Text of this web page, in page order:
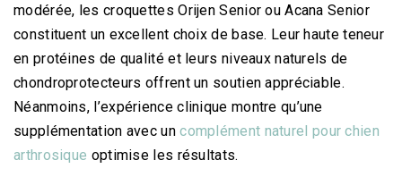
modérée, les croquettes Orijen Senior ou Acana Senior
constituent un excellent choix de base. Leur haute teneur
en protéines de qualité et leurs niveaux naturels de
chondroprotecteurs offrent un soutien appréciable.
Néanmoins, l’expérience clinique montre qu’une
supplémentation avec uncomplément naturel pour chien
arthrosique optimise les résultats.